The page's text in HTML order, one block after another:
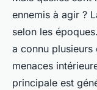
ennemis à agir ?
selon les
a connu plusieurs
menaces
principale est